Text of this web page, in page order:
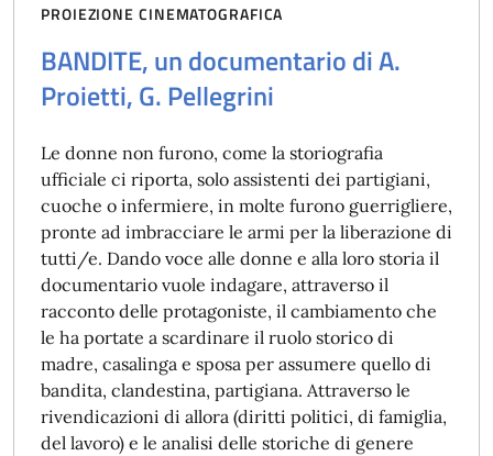
PROIEZIONE CINEMATOGRAFICA
BANDITE, un documentario di A.
Proietti, G. Pellegrini
Le donne non furono, come la storiografia
ufficiale ci riporta, solo assistenti dei partigiani,
cuoche o infermiere, in molte furono guerrigliere,
pronte ad imbracciare le armi per la liberazione di
tutti/e. Dando voce alle donne e alla loro storia il
documentario vuole indagare, attraverso il
racconto delle protagoniste, il cambiamento che
le ha portate a scardinare il ruolo storico di
madre, casalinga e sposa per assumere quello di
bandita, clandestina, partigiana. Attraverso le
rivendicazioni di allora (diritti politici, di famiglia,
del lavoro) e le analisi delle storiche di genere